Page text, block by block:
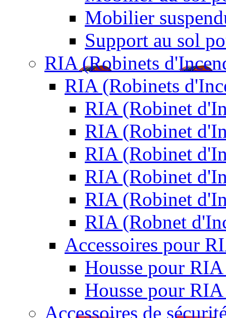
Mobilier
Support au sol
RIA (Robinets
RIA (Robinets
RIA (Robinet
RIA (Robinet
RIA (Robinet
RIA (Robinet
RIA (Robinet
RIA (Robnet
Accessoires pour
Housse pour
Housse pour
Accessoires de